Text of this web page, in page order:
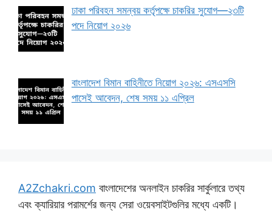
ঢাকা পরিবহন সমন্বয় কর্তৃপক্ষে চাকরির সুযোগ—২৩টি
পদে নিয়োগ ২০২৬
বাংলাদেশ বিমান বাহিনীতে নিয়োগ ২০২৬: এসএসসি
পাসেই আবেদন, শেষ সময় ১১ এপ্রিল
A2Zchakri.com বাংলাদেশের অনলাইন চাকরির সার্কুলারে তথ্য
এবং ক্যারিয়ার পরামর্শের জন্য সেরা ওয়েবসাইটগুলির মধ্যে একটি।